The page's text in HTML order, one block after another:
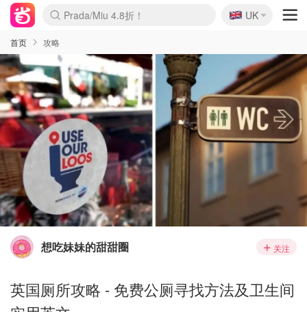
Prada/Miu 4.8折！
🇬🇧
UK
首页 攻略
想吃妹妹的甜甜圈 关注
英国厕所攻略 - 免费公厕寻找方法及卫生间